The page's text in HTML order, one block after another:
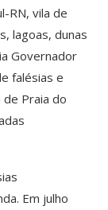
RN, vila de
lagoas, dunas
Governador
falésias e
Praia do
Em julho